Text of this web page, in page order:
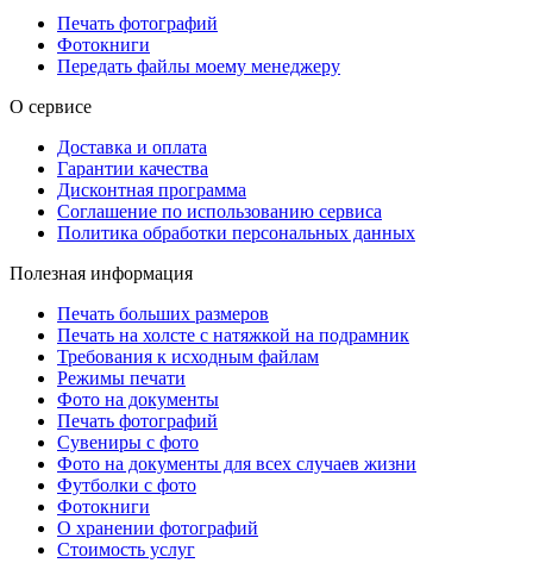
Печать фотографий
Фотокниги
Передать файлы моему менеджеру
О сервисе
Доставка и оплата
Гарантии качества
Дисконтная программа
Соглашение по использованию сервиса
Политика обработки персональных данных
Полезная информация
Печать больших размеров
Печать на холсте c натяжкой на подрамник
Требования к исходным файлам
Режимы печати
Фото на документы
Печать фотографий
Сувениры с фото
Фото на документы для всех случаев жизни
Футболки с фото
Фотокниги
О хранении фотографий
Стоимость услуг